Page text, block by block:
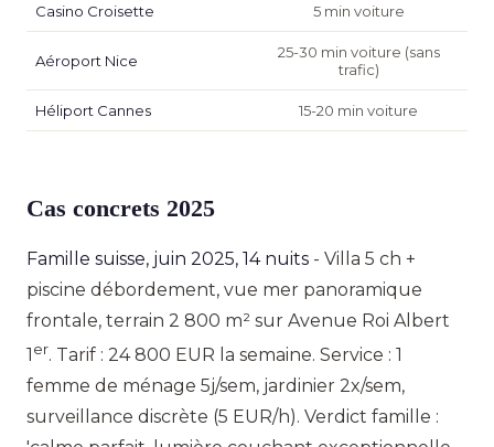
Casino Croisette 5 min voiture
Aéroport Nice
25-30 min voiture (sans
trafic)
Héliport Cannes 15-20 min voiture
Cas concrets 2025
Famille suisse, juin 2025, 14 nuits - Villa 5 ch +
piscine débordement, vue mer panoramique
frontale, terrain 2 800 m² sur Avenue Roi Albert
1er. Tarif : 24 800 EUR la semaine. Service : 1
femme de ménage 5j/sem, jardinier 2x/sem,
surveillance discrète (5 EUR/h). Verdict famille :